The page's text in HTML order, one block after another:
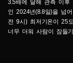
3.5배에 달해 관측 이후
인 2024년(8.8일)을 넘
전 9시) 최저기온이 25
너무 더워 사람이 잠들